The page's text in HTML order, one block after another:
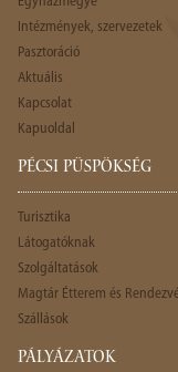
Intézmények, szervezetek
Pasztoráció
Aktuális
Kapcsolat
Kapuoldal
PÉCSI PÜSPÖKSÉG
Turisztika
Látogatóknak
Szolgáltatások
Magtár Étterem és
Szállások
PÁLYÁZATOK